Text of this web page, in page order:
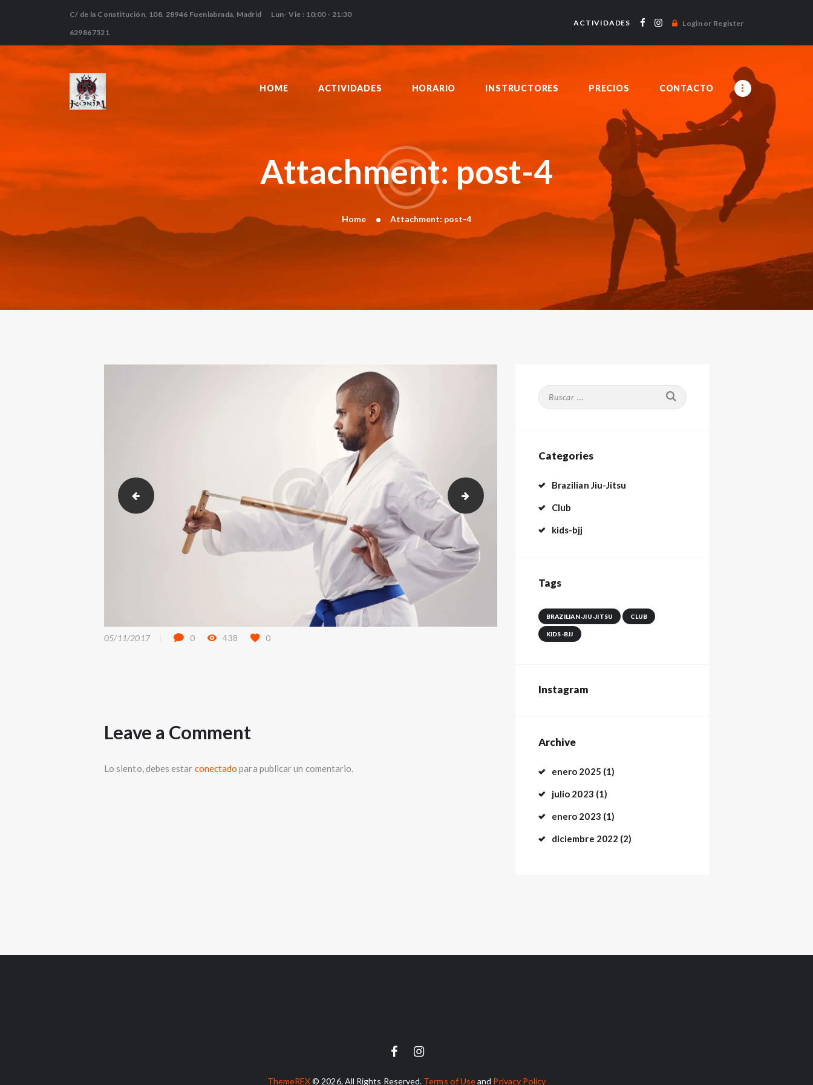
C/ de la Constitución, 108, 28946 Fuenlabrada, Madrid Lun- Vie : 10:00 - 21:30
629867521
ACTIVIDADES Login or Register
HOME ACTIVIDADES HORARIO INSTRUCTORES PRECIOS CONTACTO
Attachment: post-4
Home Attachment: post-4
HOME
HORARIO
PRECIOS
post-3 marker
05/11/2017 0 438 0
Leave a Comment
Lo siento, debes estar conectado para publicar un comentario.
Buscar:
Categories
Brazilian Jiu-Jitsu
Club
kids-bjj
Tags
BRAZILIAN-JIU-JITSU CLUB
KIDS-BJJ
Instagram
Archive
enero 2025 (1)
julio 2023 (1)
enero 2023 (1)
diciembre 2022 (2)
ThemeREX© 2026. All Rights Reserved. Terms of Useand Privacy Policy